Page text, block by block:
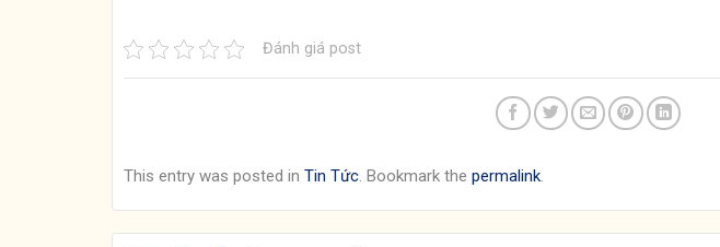
Đánh giá post
This entry was posted in Tin Tức. Bookmark the permalink.